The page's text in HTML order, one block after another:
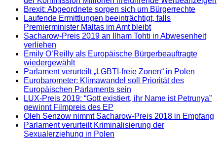
Brexit: Abgeordnete sorgen sich um Bürgerrechte
Laufende Ermittlungen beeinträchtigt, falls
Premierminister Maltas im Amt bleibt
Sacharow-Preis 2019 an Ilham Tohti in Abwesenheit
verliehen
Emily O’Reilly als Europäische Bürgerbeauftragte
wiedergewählt
Parlament verurteilt „LGBTI-freie Zonen“ in Polen
Eurobarometer: Klimawandel soll Priorität des
Europäischen Parlaments sein
LUX-Preis 2019: “Gott existiert, ihr Name ist Petrunya”
gewinnt Filmpreis des EP
Oleh Senzow nimmt Sacharow-Preis 2018 in Empfang
Parlament verurteilt Kriminalisierung der
Sexualerziehung in Polen